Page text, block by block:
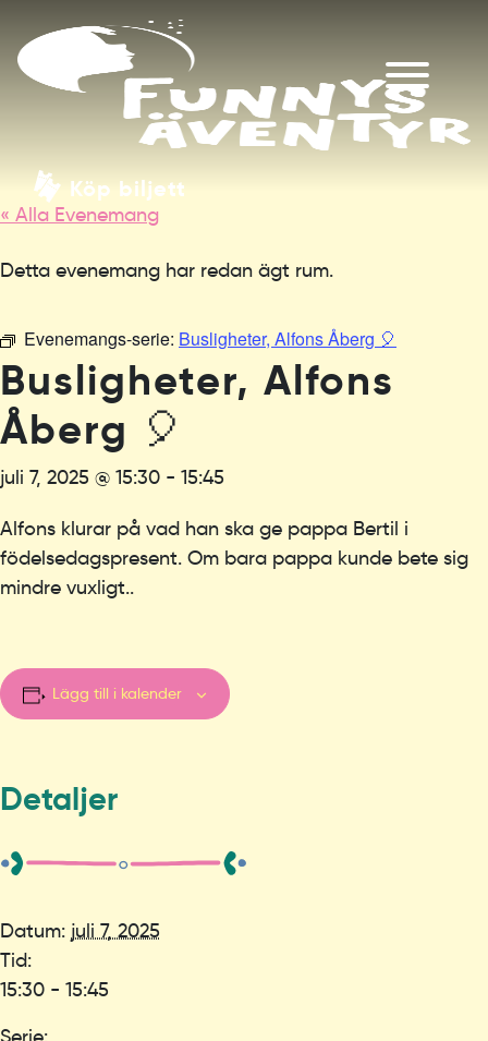
Köp biljett
« Alla Evenemang
Detta evenemang har redan ägt rum.
Evenemangs-serie: Busligheter, Alfons Åberg 🎈
Busligheter, Alfons
Åberg 🎈
juli 7, 2025 @ 15:30 - 15:45
Alfons klurar på vad han ska ge pappa Bertil i
födelsedagspresent. Om bara pappa kunde bete sig
mindre vuxligt..
Lägg till i kalender
Detaljer
Datum: juli 7, 2025
Tid:
15:30 - 15:45